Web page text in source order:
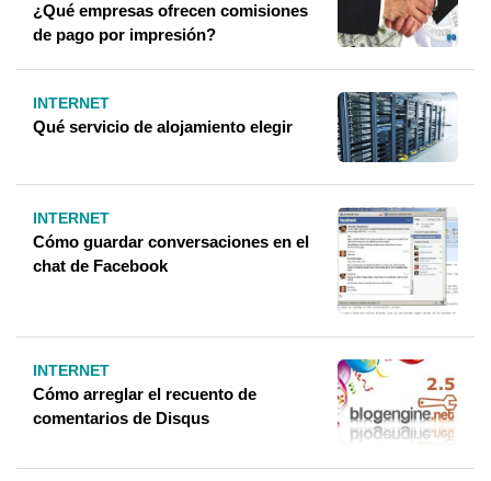
¿Qué empresas ofrecen comisiones
de pago por impresión?
INTERNET
Qué servicio de alojamiento elegir
INTERNET
Cómo guardar conversaciones en el
chat de Facebook
INTERNET
Cómo arreglar el recuento de
comentarios de Disqus